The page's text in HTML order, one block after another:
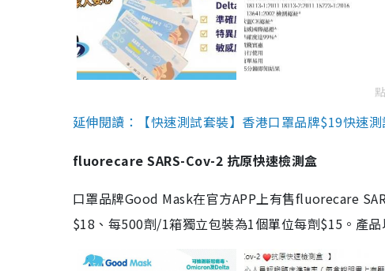
延伸閱讀：【快速測試套裝】香港口罩品牌$19快速
fluorecare SARS-Cov-2 抗原快速檢測盒
口罩品牌Good Mask在官方APP上有售fluorecare
$18、每500劑/1箱獨立包裝為1個單位每劑$15。產